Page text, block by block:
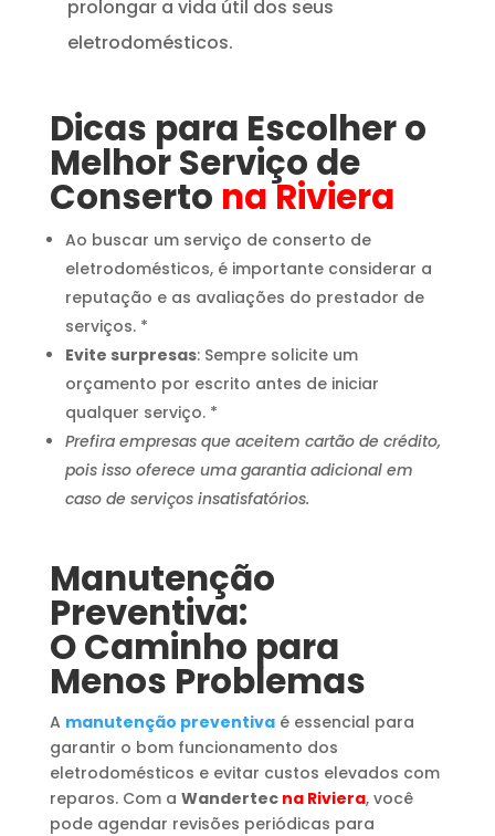
prolongar a vida útil dos seus
eletrodomésticos.
Dicas para Escolher o
Melhor Serviço de
Conserto na Riviera
Ao buscar um serviço de conserto de
eletrodomésticos, é importante considerar a
reputação e as avaliações do prestador de
serviços. *
Evite surpresas: Sempre solicite um
orçamento por escrito antes de iniciar
qualquer serviço. *
Prefira empresas que aceitem cartão de crédito,
pois isso oferece uma garantia adicional em
caso de serviços insatisfatórios.
Manutenção
Preventiva:
O Caminho para
Menos Problemas
A manutenção preventivaé essencial para
garantir o bom funcionamento dos
eletrodomésticos e evitar custos elevados com
reparos. Com a Wandertec na Riviera, você
pode agendar revisões periódicas para